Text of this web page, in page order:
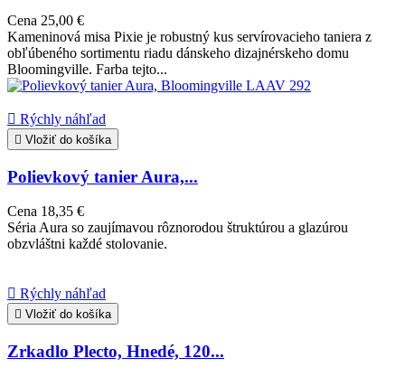
Cena 25,00 €
Kameninová misa Pixie je robustný kus servírovacieho taniera z
obľúbeného sortimentu riadu dánskeho dizajnérskeho domu
Bloomingville. Farba tejto...
 Rýchly náhľad
 Vložiť do košíka
Polievkový tanier Aura,...
Cena 18,35 €
Séria Aura so zaujímavou rôznorodou štruktúrou a glazúrou
obzvláštni každé stolovanie.
 Rýchly náhľad
 Vložiť do košíka
Zrkadlo Plecto, Hnedé, 120...